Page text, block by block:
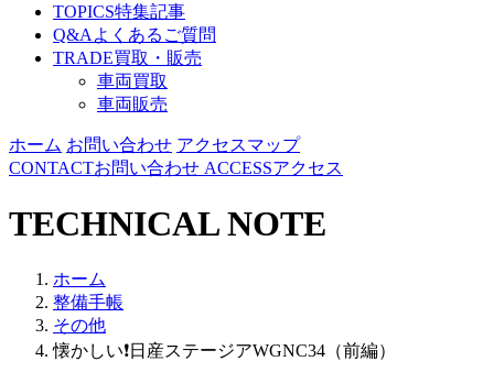
TOPICS特集記事
Q&A よくあるご質問
TRADE買取・販売
車両買取
車両販売
ホーム お問い合わせ アクセスマップ
CONTACTお問い合わせ ACCESSアクセス
TECHNICAL NOTE
ホーム
整備手帳
その他
懐かしい❗️日産ステージアWGNC34（前編）